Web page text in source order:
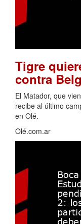
Tigre
contra
El Matador, que
recibe al último
en Olé.
Olé.com.ar